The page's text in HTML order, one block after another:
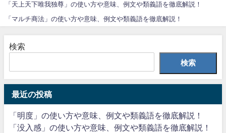
「天上天下唯我独尊」の使い方や意味、例文や類義語を徹底解説！
「マルチ商法」の使い方や意味、例文や類義語を徹底解説！
検索
検索
最近の投稿
「明度」の使い方や意味、例文や類義語を徹底解説！
「没入感」の使い方や意味、例文や類義語を徹底解説！